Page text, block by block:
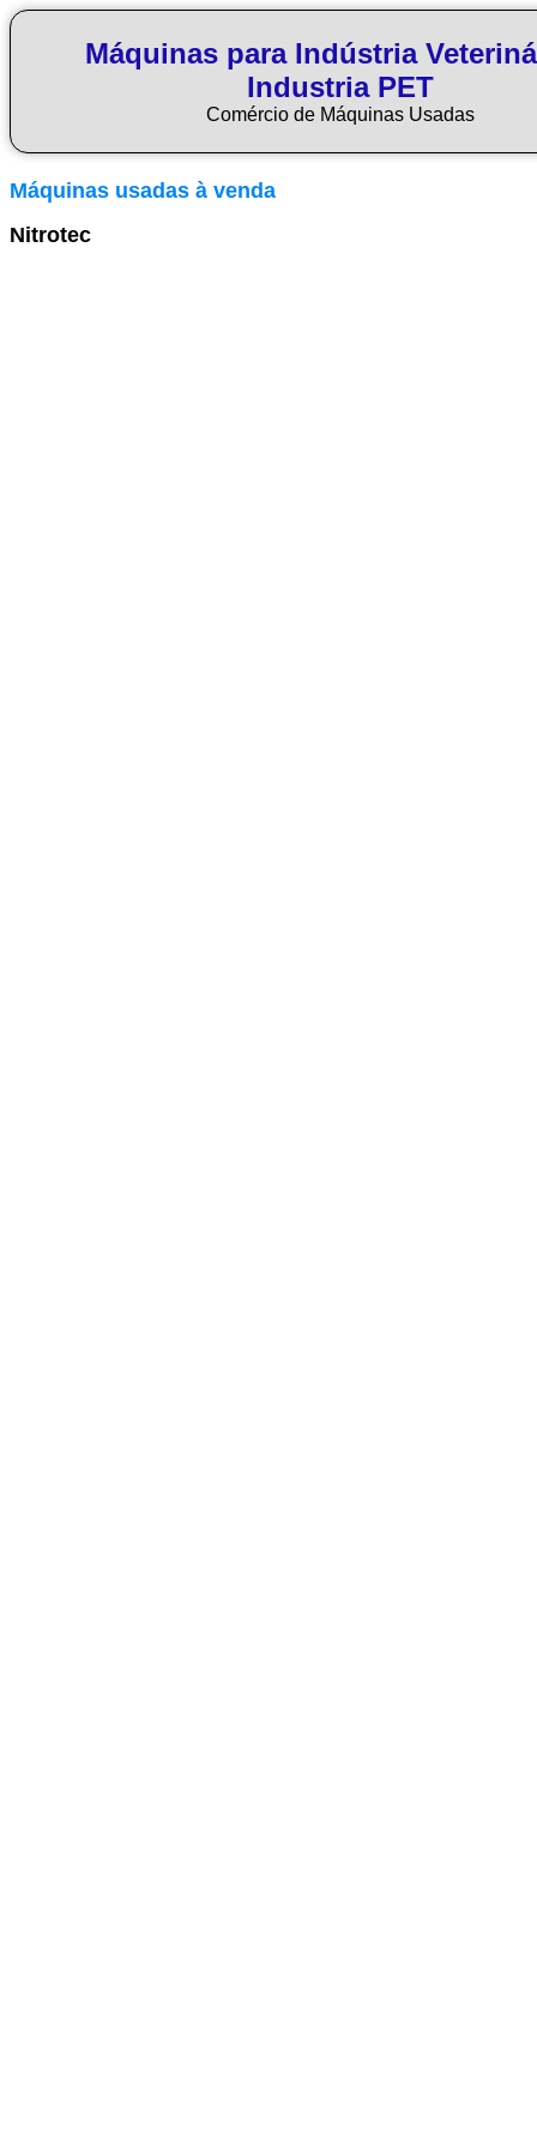
Máquinas para Indústria
Industria PET
Comércio de Máquinas Usadas
Máquinas usadas à venda
Nitrotec